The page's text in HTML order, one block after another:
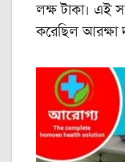
লক্ষ টাকা। এই
করেছিল আরক্ষা